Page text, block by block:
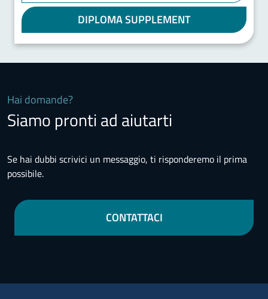
DIPLOMA SUPPLEMENT
Hai domande?
Siamo pronti ad aiutarti
Se hai dubbi scrivici un messaggio, ti risponderemo il prima
possibile.
CONTATTACI